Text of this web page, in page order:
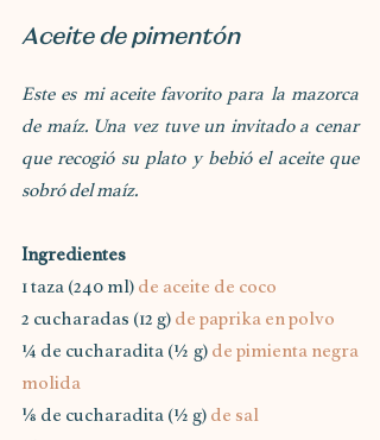
Aceite de pimentón
Este es mi aceite favorito para la mazorca
de maíz. Una vez tuve un invitado a cenar
que recogió su plato y bebió el aceite que
sobró del maíz.
Ingredientes
1 taza (240 ml) de aceite de coco
2 cucharadas (12 g) de paprika en polvo
¼ de cucharadita (½ g) de pimienta negra
molida
⅛ de cucharadita (½ g) de sal